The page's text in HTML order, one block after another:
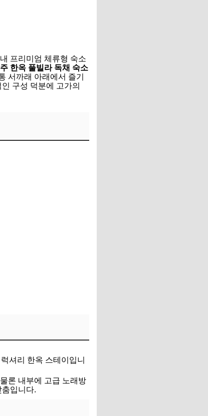
프리미엄 체류형 숙소
한옥 풀빌라 독채 숙소
서까래 아래에서 즐기
구성 덕분에 고가의
셔리 한옥 스테이입니
론 내부에 고급 노래방
입니다.